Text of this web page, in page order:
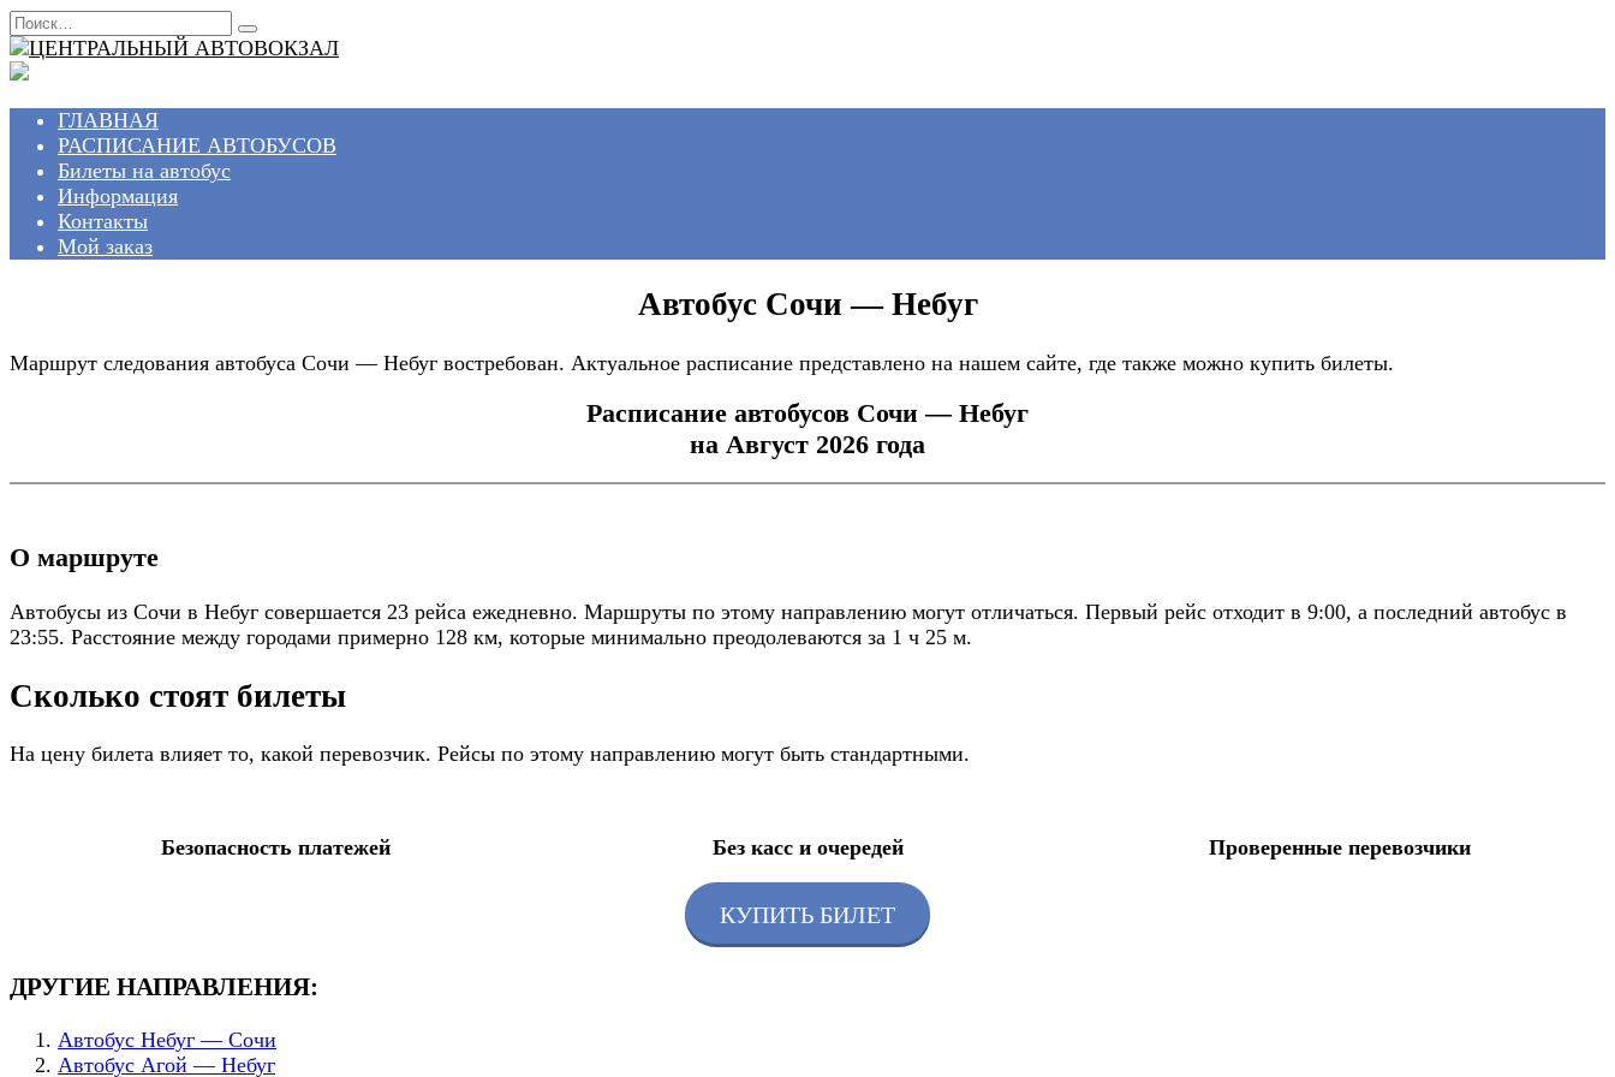
Перейти
к
содержанию
Search
for:
ГЛАВНАЯ
РАСПИСАНИЕ АВТОБУСОВ
Билеты на автобус
Информация
Контакты
Мой заказ
Автобус Сочи — Небуг
Маршрут следования автобуса Сочи — Небуг востребован. Актуальное расписание представлено на нашем сайте, где также можно купить билеты.
Расписание автобусов Сочи — Небуг
на Август 2026 года
О маршруте
Автобусы из Сочи в Небуг совершается 23 рейса ежедневно. Маршруты по этому направлению могут отличаться. Первый рейс отходит в 9:00, а последний автобус в
23:55. Расстояние между городами примерно 128 км, которые минимально преодолеваются за 1 ч 25 м.
Сколько стоят билеты
На цену билета влияет то, какой перевозчик. Рейсы по этому направлению могут быть стандартными.
Безопасность платежей Без касс и очередей Проверенные перевозчики
КУПИТЬ БИЛЕТ
ДРУГИЕ НАПРАВЛЕНИЯ:
Автобус Небуг — Сочи
Автобус Агой — Небуг